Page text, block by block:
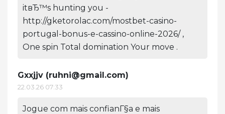
itвЂ™s hunting you -
http://gketorolac.com/mostbet-casino-
portugal-bonus-e-cassino-online-2026/ ,
One spin Total domination Your move .
Gxxjjv (ruhni@gmail.com)
22.03.26 07:33
Jogue com mais confianГ§a e mais